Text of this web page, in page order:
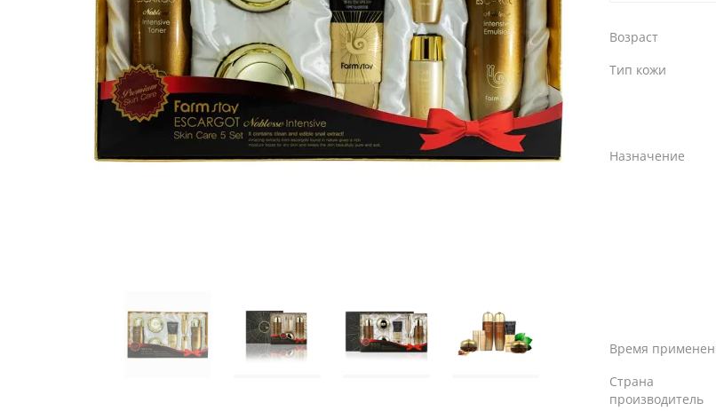
Возраст
Тип кожи
Назначение
Время
Страна
производитель